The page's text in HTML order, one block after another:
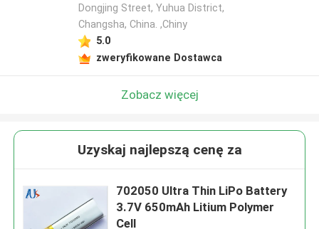
Dongjing Street, Yuhua District,
Changsha, China. ,Chiny
5.0
zweryfikowane Dostawca
Zobacz więcej
Uzyskaj najlepszą cenę za
702050 Ultra Thin LiPo Battery
3.7V 650mAh Litium Polymer
Cell